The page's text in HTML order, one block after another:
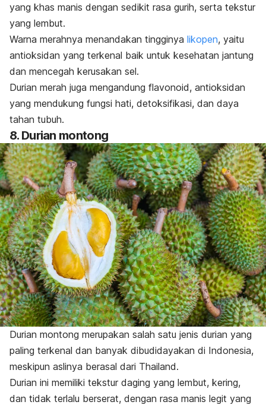
yang khas manis dengan sedikit rasa gurih, serta tekstur
yang lembut.
Warna merahnya menandakan tingginya likopen, yaitu
antioksidan yang terkenal baik untuk kesehatan jantung
dan mencegah kerusakan sel.
Durian merah juga mengandung flavonoid, antioksidan
yang mendukung fungsi hati, detoksifikasi, dan daya
tahan tubuh.
8. Durian montong
Durian montong merupakan salah satu jenis durian yang
paling terkenal dan banyak dibudidayakan di Indonesia,
meskipun aslinya berasal dari Thailand.
Durian ini memiliki tekstur daging yang lembut, kering,
dan tidak terlalu berserat, dengan rasa manis legit yang